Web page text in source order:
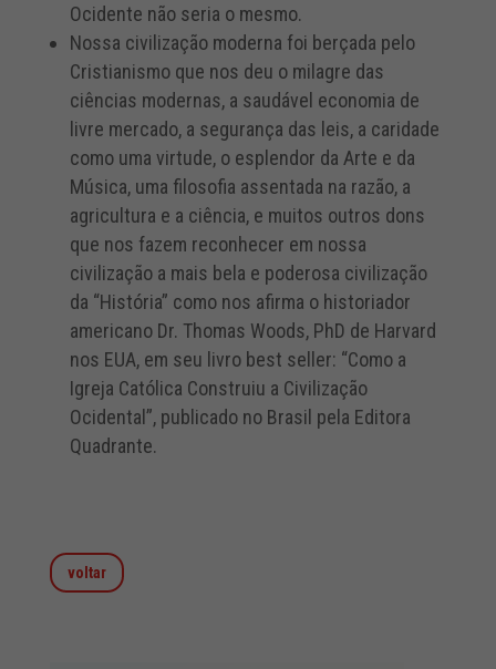
Ocidente não seria o mesmo.
Nossa civilização moderna foi berçada pelo
Cristianismo que nos deu o milagre das
ciências modernas, a saudável economia de
livre mercado, a segurança das leis, a caridade
como uma virtude, o esplendor da Arte e da
Música, uma filosofia assentada na razão, a
agricultura e a ciência, e muitos outros dons
que nos fazem reconhecer em nossa
civilização a mais bela e poderosa civilização
da “História” como nos afirma o historiador
americano Dr. Thomas Woods, PhD de Harvard
nos EUA, em seu livro best seller: “Como a
Igreja Católica Construiu a Civilização
Ocidental”, publicado no Brasil pela Editora
Quadrante.
voltar